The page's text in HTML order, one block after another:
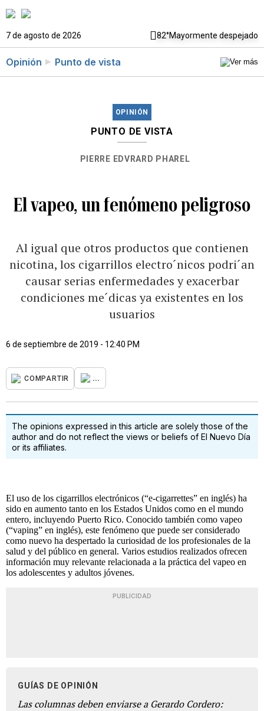
7 de agosto de 2026 82°Mayormente despejado
Opinión Punto de vista
OPINIÓN
PUNTO DE VISTA
PIERRE EDVRARD PHAREL
El vapeo, un fenómeno peligroso
Al igual que otros productos que contienen
nicotina, los cigarrillos electro´nicos podri´an
causar serias enfermedades y exacerbar
condiciones me´dicas ya existentes en los
usuarios
6 de septiembre de 2019 - 12:40 PM
COMPARTIR ...
The opinions expressed in this article are solely those of the
author and do not reflect the views or beliefs of El Nuevo Día
or its affiliates.
El uso de los cigarrillos electrónicos (“e-cigarrettes” en inglés) ha
sido en aumento tanto en los Estados Unidos como en el mundo
entero, incluyendo Puerto Rico. Conocido también como vapeo
(“vaping” en inglés), este fenómeno que puede ser considerado
como nuevo ha despertado la curiosidad de los profesionales de la
salud y del público en general. Varios estudios realizados ofrecen
información muy relevante relacionada a la práctica del vapeo en
los adolescentes y adultos jóvenes.
PUBLICIDAD
GUÍAS DE OPINIÓN
Las columnas deben enviarse a Gerardo Cordero: